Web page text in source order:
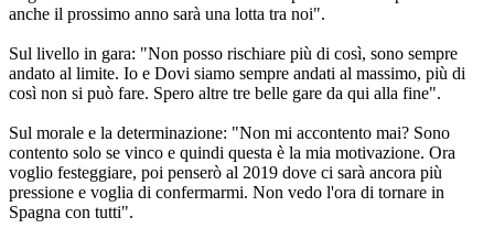
anche il prossimo anno sarà una lotta tra noi".
Sul livello in gara: "Non posso rischiare più di così, sono sempre
andato al limite. Io e Dovi siamo sempre andati al massimo, più di
così non si può fare. Spero altre tre belle gare da qui alla fine".
Sul morale e la determinazione: "Non mi accontento mai? Sono
contento solo se vinco e quindi questa è la mia motivazione. Ora
voglio festeggiare, poi penserò al 2019 dove ci sarà ancora più
pressione e voglia di confermarmi. Non vedo l'ora di tornare in
Spagna con tutti".